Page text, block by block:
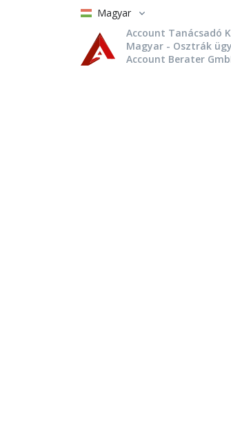
Magyar
Account Tanácsadó
Magyar - Osztrák
Account Berater